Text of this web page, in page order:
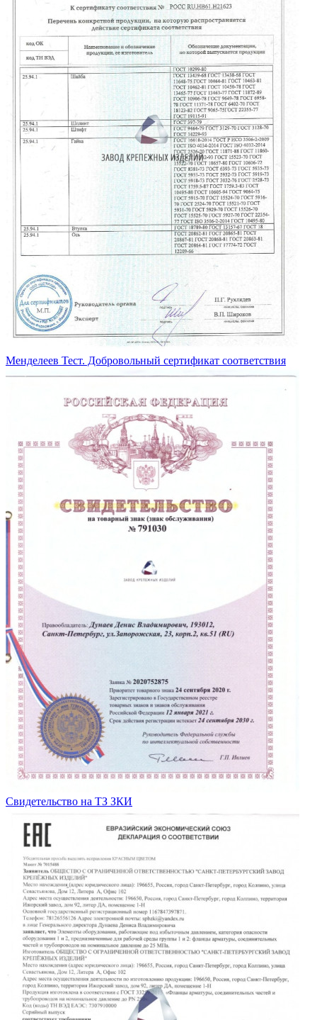
Менделеев Тест. Добровольный сертификат соответствия
Свидетельство на ТЗ ЗКИ